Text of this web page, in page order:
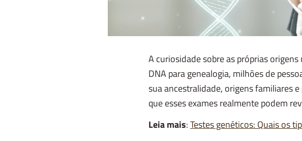
A curiosidade sobre as próprias
DNA para genealogia, milhões de
sua ancestralidade, origens familiares
que esses exames realmente podem
Leia mais:Testes genéticos: Quais os